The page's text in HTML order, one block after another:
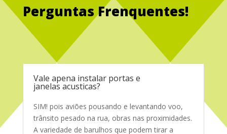
Perguntas Frenquentes!
Service Glass
Vale apena instalar portas e
janelas acusticas?
SIM! pois aviões pousando e levantando voo,
trânsito pesado na rua, obras nas proximidades.
A variedade de barulhos que podem tirar a